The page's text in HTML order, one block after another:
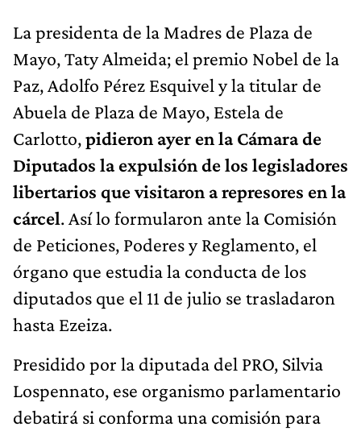
La presidenta de la Madres de Plaza de
Mayo, Taty Almeida; el premio Nobel de la
Paz, Adolfo Pérez Esquivel y la titular de
Abuela de Plaza de Mayo, Estela de
Carlotto,pidieron ayer en la Cámara de
Diputados la expulsión de los legisladores
libertarios que visitaron a represores en la
cárcel. Así lo formularon ante la Comisión
de Peticiones, Poderes y Reglamento, el
órgano que estudia la conducta de los
diputados que el 11 de julio se trasladaron
hasta Ezeiza.
Presidido por la diputada del PRO, Silvia
Lospennato, ese organismo parlamentario
debatirá si conforma una comisión para